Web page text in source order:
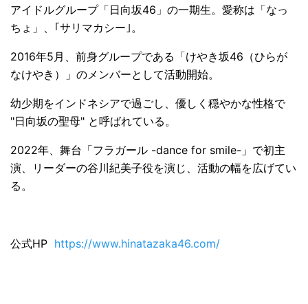
アイドルグループ「日向坂46」の一期生。愛称は「なっ
ちょ」、｢サリマカシー｣。
2016年5月、前身グループである「けやき坂46（ひらが
なけやき）」のメンバーとして活動開始。
幼少期をインドネシアで過ごし、優しく穏やかな性格で
"日向坂の聖母" と呼ばれている。
2022年、舞台「フラガール -dance for smile-」で初主
演、リーダーの谷川紀美子役を演じ、活動の幅を広げてい
る。
公式HP https://www.hinatazaka46.com/